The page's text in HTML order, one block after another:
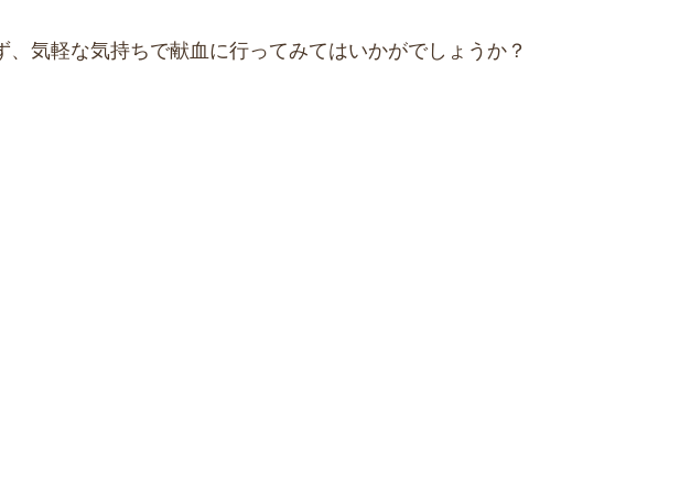
、気軽な気持ちで献血に行ってみてはいかがでしょうか？